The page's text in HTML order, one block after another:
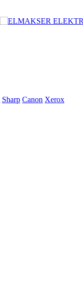
Sharp Canon Xerox